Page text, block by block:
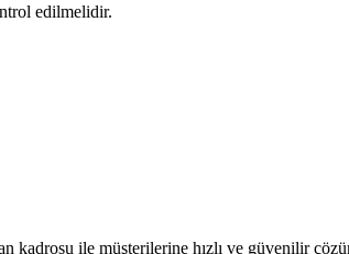
edilmelidir.
ile müşterilerine hızlı ve güvenilir